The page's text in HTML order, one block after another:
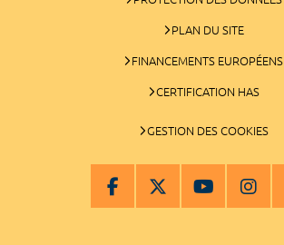
PLAN DU SITE
FINANCEMENTS EUROPÉENS
CERTIFICATION HAS
GESTION DES COOKIES